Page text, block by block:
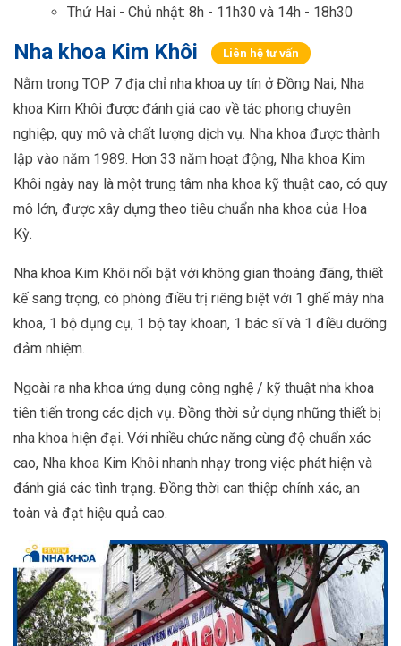
Thứ Hai - Chủ nhật: 8h - 11h30 và 14h - 18h30
Nha khoa Kim Khôi Liên hệ tư vấn
Nằm trong TOP 7 địa chỉ nha khoa uy tín ở Đồng Nai, Nha
khoa Kim Khôi được đánh giá cao về tác phong chuyên
nghiệp, quy mô và chất lượng dịch vụ. Nha khoa được thành
lập vào năm 1989. Hơn 33 năm hoạt động, Nha khoa Kim
Khôi ngày nay là một trung tâm nha khoa kỹ thuật cao, có quy
mô lớn, được xây dựng theo tiêu chuẩn nha khoa của Hoa
Kỳ.
Nha khoa Kim Khôi nổi bật với không gian thoáng đãng, thiết
kế sang trọng, có phòng điều trị riêng biệt với 1 ghế máy nha
khoa, 1 bộ dụng cụ, 1 bộ tay khoan, 1 bác sĩ và 1 điều dưỡng
đảm nhiệm.
Ngoài ra nha khoa ứng dụng công nghệ / kỹ thuật nha khoa
tiên tiến trong các dịch vụ. Đồng thời sử dụng những thiết bị
nha khoa hiện đại. Với nhiều chức năng cùng độ chuẩn xác
cao, Nha khoa Kim Khôi nhanh nhạy trong việc phát hiện và
đánh giá các tình trạng. Đồng thời can thiệp chính xác, an
toàn và đạt hiệu quả cao.